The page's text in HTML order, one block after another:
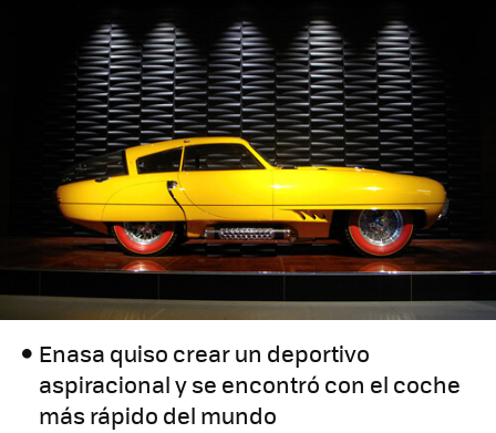
Enasa quiso crear un deportivo
aspiracional y se encontró con el coche
más rápido del mundo